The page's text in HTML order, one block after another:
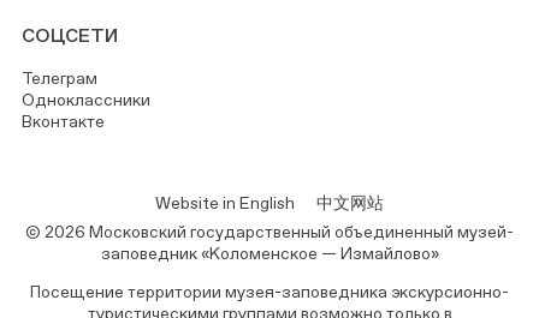
СОЦСЕТИ
Телеграм
Одноклассники
Вконтакте
Website in English
中文网站
© 2026 Московский государственный объединенный музей-
заповедник «Коломенское — Измайлово»
Посещение территории музея-заповедника экскурсионно-
туристическими группами возможно только в